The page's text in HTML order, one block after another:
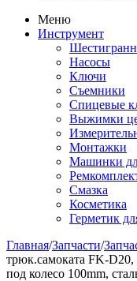
Меню
Инструмент
Насосы
Ключи
Съемники
Спицевые
Выжимки
Монтажки
Машинки
Смазка
Косметика
Герметик
Главная/Запчасти/
трюк.самоката FK-D20,
под колесо 100mm,